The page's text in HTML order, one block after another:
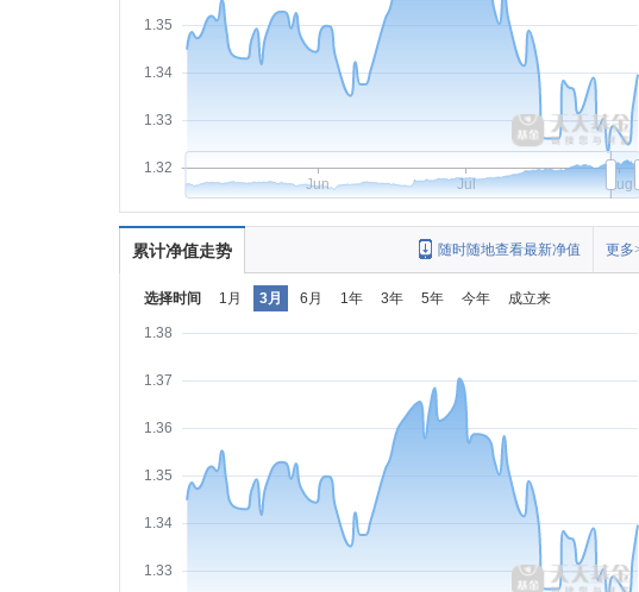
1.32
1.33
1.34
1.35
Jun Jul Aug
累计净值走势 更多
随时随地查看最新净值
选择时间 1月 3月 6月 1年 3年 5年 今年 成立来
1.33
1.34
1.35
1.36
1.37
1.38